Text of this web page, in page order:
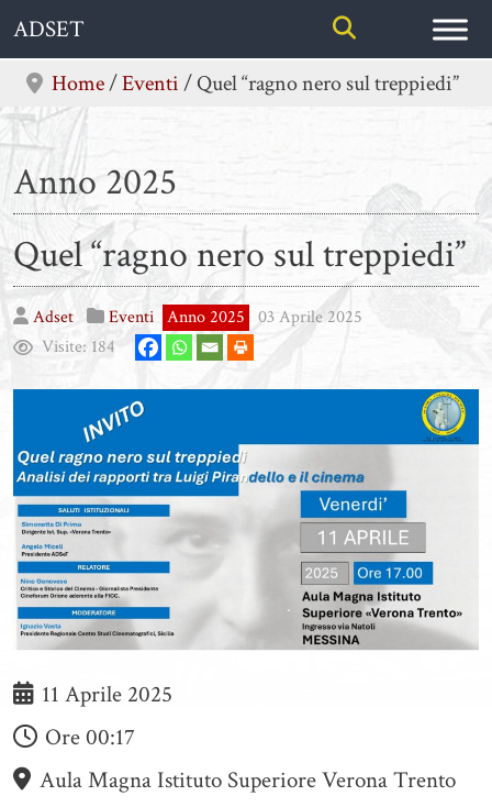
Skip
content
ADSET
Home/Eventi/Quel “ragno nero sul treppiedi”
Anno 2025
Quel “ragno nero sul treppiedi”
Adset Eventi Anno 2025
03 Aprile 2025
Visite: 184
11 Aprile 2025
Ore00:17
Aula Magna Istituto Superiore Verona Trento